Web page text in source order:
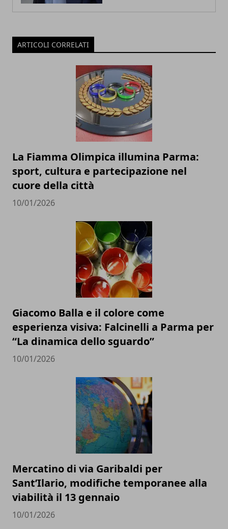
ARTICOLI CORRELATI
La Fiamma Olimpica illumina Parma:
sport, cultura e partecipazione nel
cuore della città
10/01/2026
Giacomo Balla e il colore come
esperienza visiva: Falcinelli a Parma per
“La dinamica dello sguardo”
10/01/2026
Mercatino di via Garibaldi per
Sant’Ilario, modifiche temporanee alla
viabilità il 13 gennaio
10/01/2026